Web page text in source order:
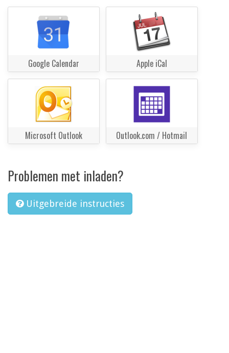
Google Calendar Apple iCal
Microsoft Outlook Outlook.com / Hotmail
Problemen met inladen?
Uitgebreide instructies